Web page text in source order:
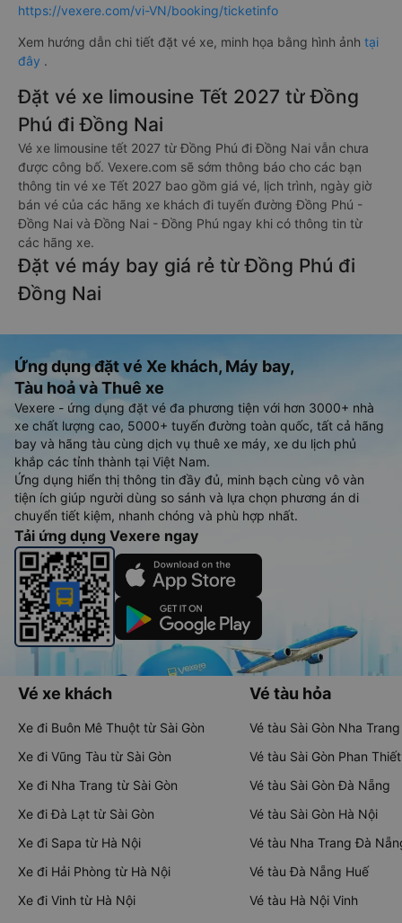
https://vexere.com/vi-VN/booking/ticketinfo
Xem hướng dẫn chi tiết đặt vé xe, minh họa bằng hình ảnh tại
đây .
Đặt vé xe limousine Tết 2027 từ Đồng
Phú đi Đồng Nai
Vé xe limousine tết 2027 từ Đồng Phú đi Đồng Nai vẫn chưa
được công bố. Vexere.com sẽ sớm thông báo cho các bạn
thông tin vé xe Tết 2027 bao gồm giá vé, lịch trình, ngày giờ
bán vé của các hãng xe khách đi tuyến đường Đồng Phú -
Đồng Nai và Đồng Nai - Đồng Phú ngay khi có thông tin từ
các hãng xe.
Đặt vé máy bay giá rẻ từ Đồng Phú đi
Đồng Nai
Ứng dụng đặt vé Xe khách, Máy bay,
Tàu hoả và Thuê xe
Vexere - ứng dụng đặt vé đa phương tiện với hơn 3000+ nhà
xe chất lượng cao, 5000+ tuyến đường toàn quốc, tất cả hãng
bay và hãng tàu cùng dịch vụ thuê xe máy, xe du lịch phủ
khắp các tỉnh thành tại Việt Nam.
Ứng dụng hiển thị thông tin đầy đủ, minh bạch cùng vô vàn
tiện ích giúp người dùng so sánh và lựa chọn phương án di
chuyển tiết kiệm, nhanh chóng và phù hợp nhất.
Tải ứng dụng Vexere ngay
Vé xe khách
Xe đi Buôn Mê Thuột từ Sài Gòn
Xe đi Vũng Tàu từ Sài Gòn
Xe đi Nha Trang từ Sài Gòn
Xe đi Đà Lạt từ Sài Gòn
Xe đi Sapa từ Hà Nội
Xe đi Hải Phòng từ Hà Nội
Xe đi Vinh từ Hà Nội
Vé tàu hỏa
Vé tàu Sài Gòn Nha Trang
Vé tàu Sài Gòn Phan Thiết
Vé tàu Sài Gòn Đà Nẵng
Vé tàu Sài Gòn Hà Nội
Vé tàu Nha Trang Đà
Vé tàu Đà Nẵng Huế
Vé tàu Hà Nội Vinh